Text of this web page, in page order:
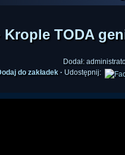
Krople TODA
Dodał:
do zakładek · Udostępnij: